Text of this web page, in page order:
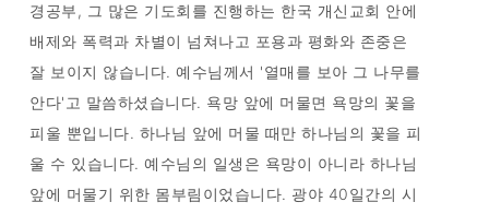
경공부, 그 많은 기도회를 진행하는 한국 개신교회 안에
배제와 폭력과 차별이 넘쳐나고 포용과 평화와 존중은
잘 보이지 않습니다. 예수님께서 '열매를 보아 그 나무를
안다'고 말씀하셨습니다. 욕망 앞에 머물면 욕망의 꽃을
피울 뿐입니다. 하나님 앞에 머물 때만 하나님의 꽃을 피
울 수 있습니다. 예수님의 일생은 욕망이 아니라 하나님
앞에 머물기 위한 몸부림이었습니다. 광야 40일간의 시